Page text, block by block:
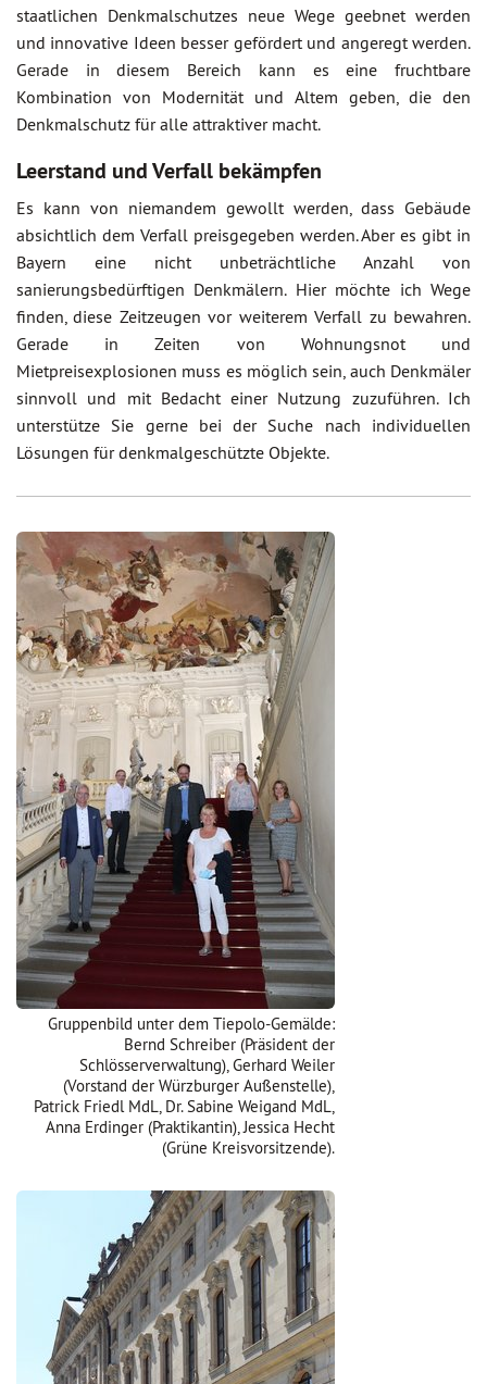
staatlichen Denkmalschutzes neue Wege geebnet werden
und innovative Ideen besser gefördert und angeregt werden.
Gerade in diesem Bereich kann es eine fruchtbare
Kombination von Modernität und Altem geben, die den
Denkmalschutz für alle attraktiver macht.
Leerstand und Verfall bekämpfen
Es kann von niemandem gewollt werden, dass Gebäude
absichtlich dem Verfall preisgegeben werden. Aber es gibt in
Bayern eine nicht unbeträchtliche Anzahl von
sanierungsbedürftigen Denkmälern. Hier möchte ich Wege
finden, diese Zeitzeugen vor weiterem Verfall zu bewahren.
Gerade in Zeiten von Wohnungsnot und
Mietpreisexplosionen muss es möglich sein, auch Denkmäler
sinnvoll und mit Bedacht einer Nutzung zuzuführen. Ich
unterstütze Sie gerne bei der Suche nach individuellen
Lösungen für denkmalgeschützte Objekte.
Gruppenbild unter dem Tiepolo-Gemälde:
Bernd Schreiber (Präsident der
Schlösserverwaltung), Gerhard Weiler
(Vorstand der Würzburger Außenstelle),
Patrick Friedl MdL, Dr. Sabine Weigand MdL,
Anna Erdinger (Praktikantin), Jessica Hecht
(Grüne Kreisvorsitzende).